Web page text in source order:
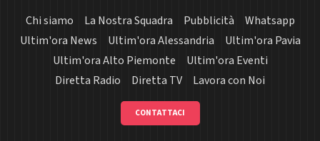
Chi siamo La Nostra Squadra Pubblicità
Whatsapp
Ultim'ora News
Ultim'ora Alessandria
Ultim'ora Pavia
Ultim'ora Alto Piemonte
Ultim'ora Eventi
Diretta Radio
Diretta TV Lavora con Noi
CONTATTACI